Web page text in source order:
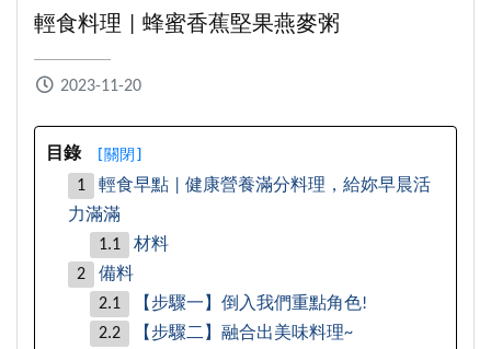
輕食料理 | 蜂蜜香蕉堅果燕麥粥
2023-11-20
目錄 [關閉 ]
輕食早點 | 健康營養滿分料理，給妳早晨活
力滿滿
材料
備料
【步驟一】倒入我們重點角色!
【步驟二】融合出美味料理~